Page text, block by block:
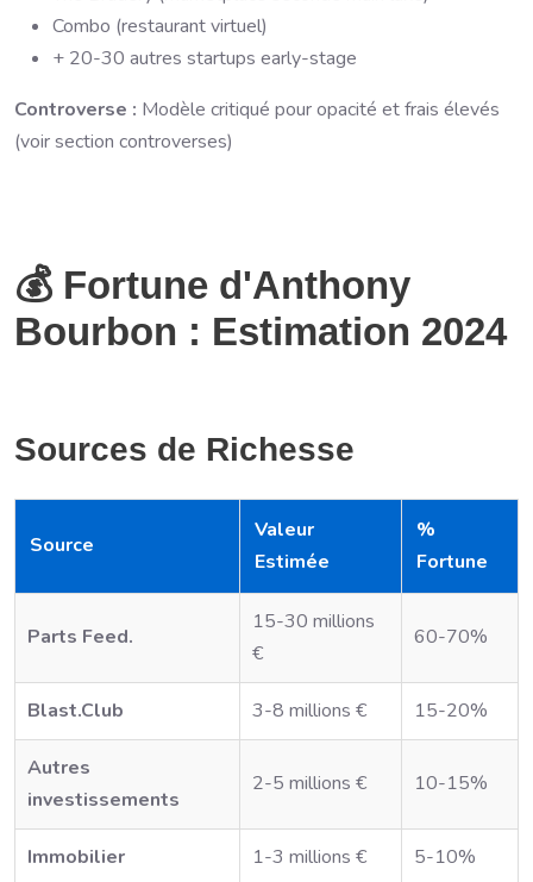
Combo (restaurant virtuel)
+ 20-30 autres startups early-stage
Controverse : Modèle critiqué pour opacité et frais élevés
(voir section controverses)
💰 Fortune d'Anthony
Bourbon : Estimation 2024
Sources de Richesse
Source
Valeur
Estimée
%
Fortune
Parts Feed.
15-30 millions
€
60-70%
Blast.Club 3-8 millions € 15-20%
Autres
investissements
2-5 millions € 10-15%
Immobilier 1-3 millions € 5-10%